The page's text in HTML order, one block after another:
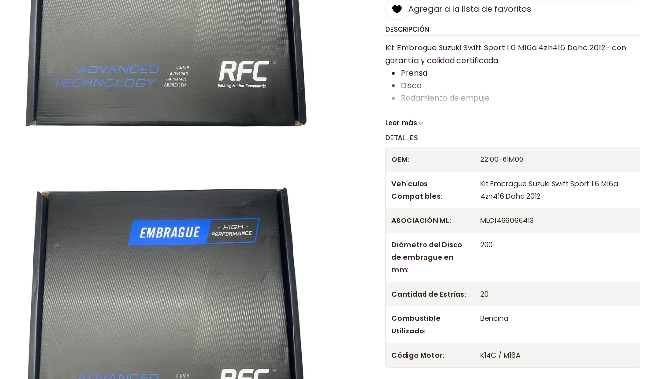
Agregar a la lista de favoritos
DESCRIPCIÓN
Kit Embrague Suzuki Swift Sport 1.6 M16a 4zh416 Dohc 2012- con
garantía y calidad certificada.
Prensa
Disco
Rodamiento de empuje
Somos especialistas en embragues desde 2019, ofreciendo precios
confirmación.
Leer más
DETALLES
OEM: 22100-61M00
Vehículos
Compatibles:
Kit Embrague Suzuki Swift Sport 1.6 M16a
4zh416 Dohc 2012-
ASOCIACIÓN ML: MLC1466066413
Diámetro del Disco
de embrague en
mm:
200
Cantidad de Estrías: 20
Combustible
Utilizado:
Bencina
Código Motor: K14C / M16A